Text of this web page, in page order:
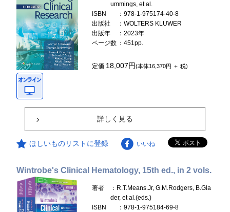
ummings, et al.
ISBN
：978-1-975174-40-8
出版社
：WOLTERS KLUWER
出版年
：2023年
ページ数 ：451pp.
定価 18,007円(本体16,370円 ＋ 税)
詳しく見る
ほしいものリストに登録 いいね
Wintrobe's Clinical Hematology, 15th ed., in 2 vols.
著者
：R.T.Means.Jr, G.M.Rodgers, B.Gla
der, et al.(eds.)
ISBN
：978-1-975184-69-8